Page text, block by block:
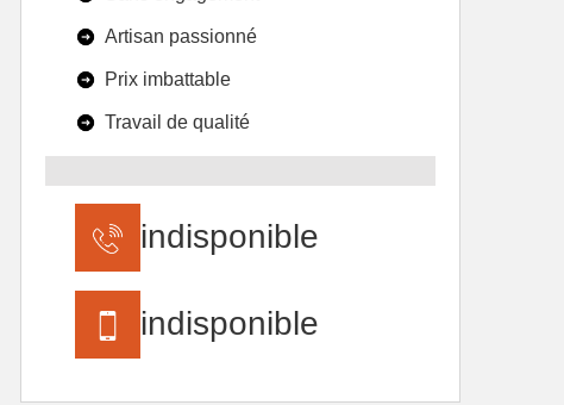
Artisan passionné
Prix imbattable
Travail de qualité
indisponible
indisponible